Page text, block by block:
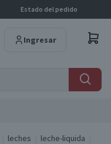
Estado del pedido
Ingresar
leches
leche-liquida